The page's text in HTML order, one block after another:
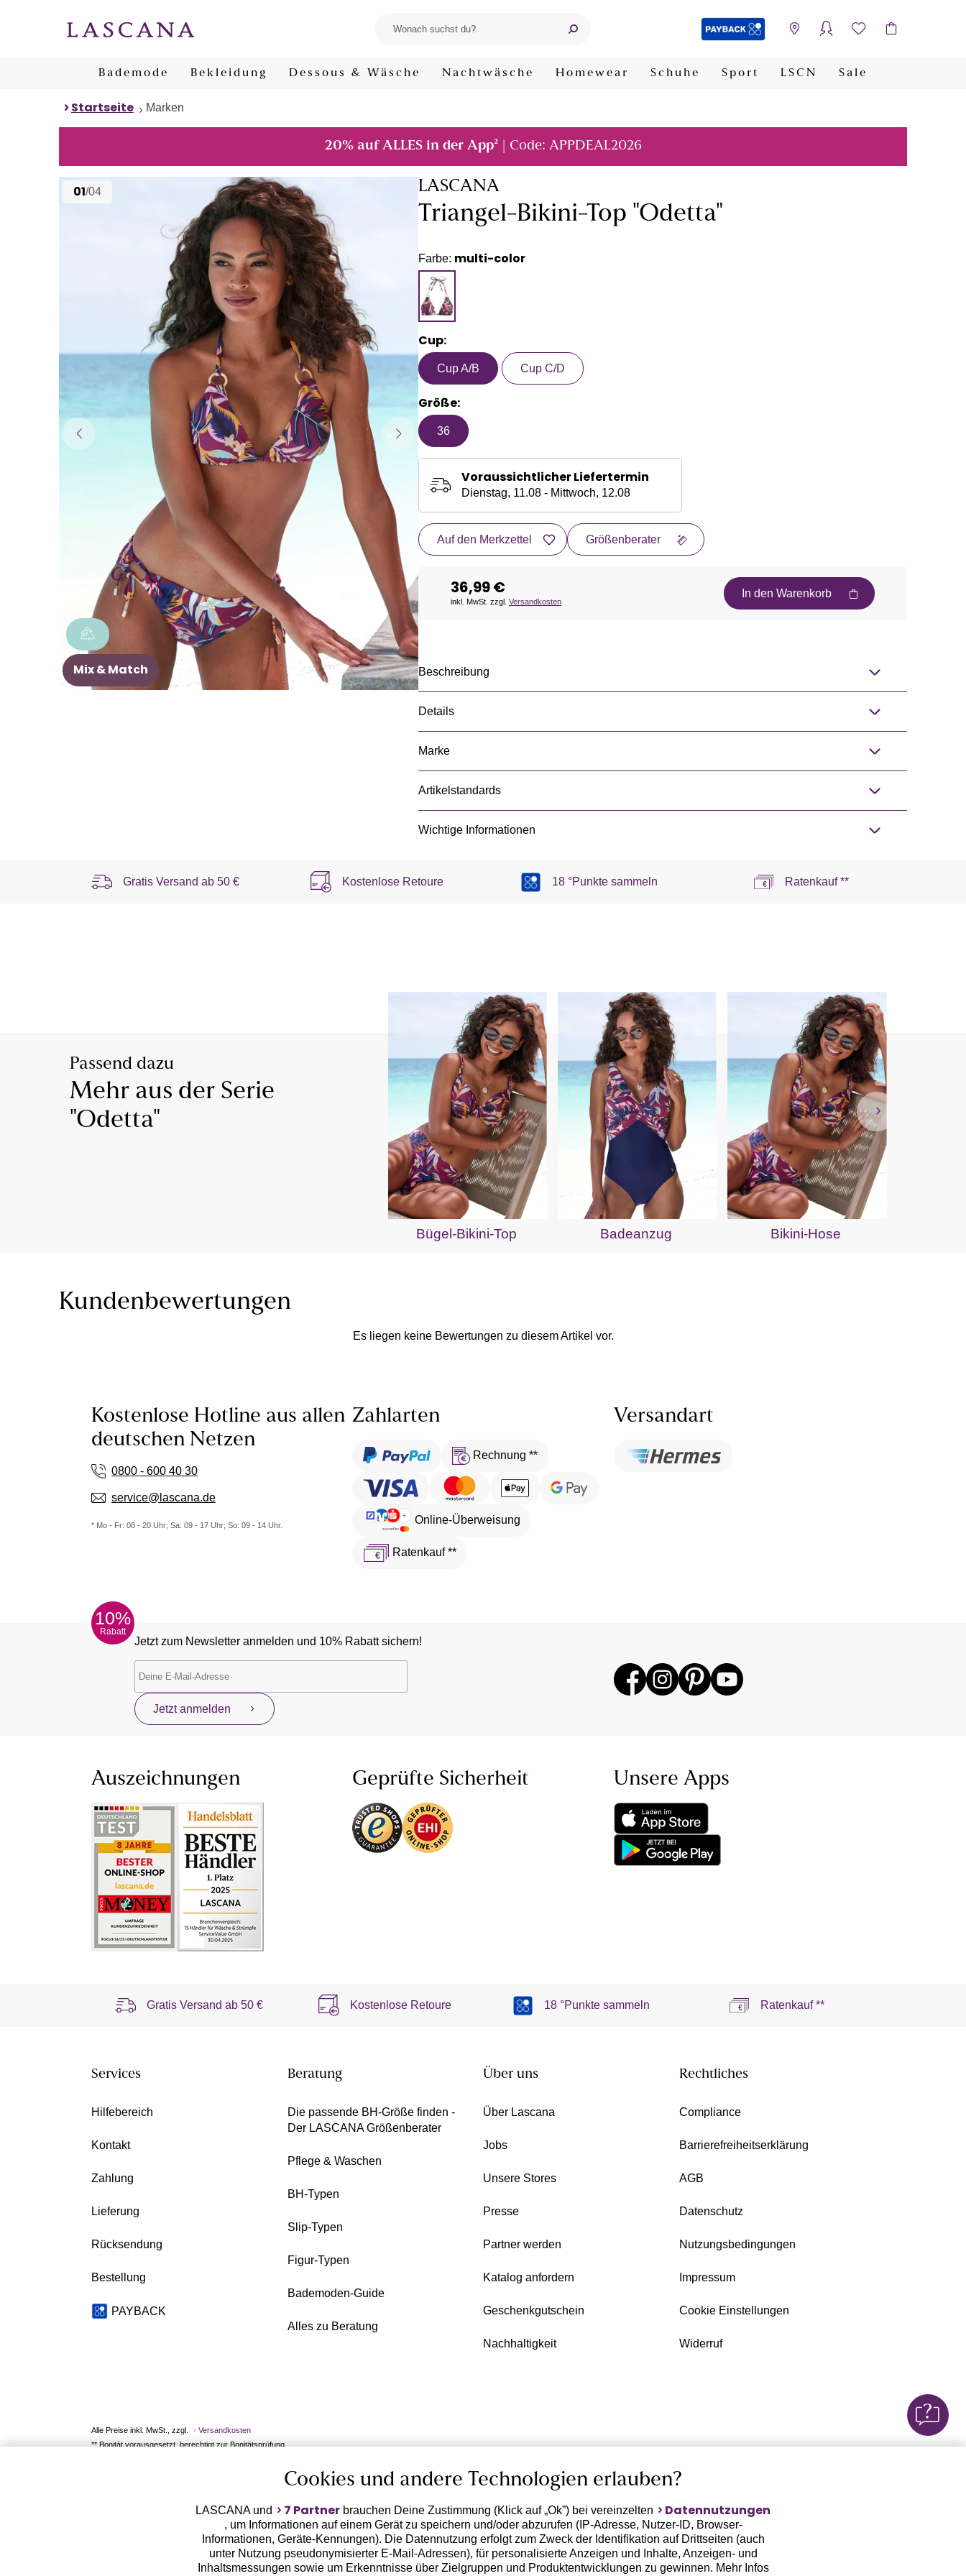
Bademode Bekleidung Dessous & Wäsche Nachtwäsche Homewear Schuhe Sport LSCN Sale
Startseite Marken
20% auf ALLES in der App²| Code: APPDEAL2026
01/04
Mix & Match
LASCANA
Triangel-Bikini-Top "Odetta"
Farbe: multi-color
Cup:
Cup A/B Cup C/D
Größe:
36
Voraussichtlicher Liefertermin
Dienstag, 11.08 - Mittwoch, 12.08
Auf den Merkzettel Größenberater
36,99 €
inkl. MwSt. zzgl. Versandkosten
In den Warenkorb
Beschreibung
Details
Marke
Artikelstandards
Wichtige Informationen
Gratis Versand ab 50 € Kostenlose Retoure 18 °Punkte sammeln Ratenkauf **
Passend dazu
Mehr aus der Serie
"Odetta"
Bügel-Bikini-Top Badeanzug Bikini-Hose
Kundenbewertungen
Es liegen keine Bewertungen zu diesem Artikel vor.
Kostenlose Hotline aus allen
deutschen Netzen
0800 - 600 40 30
service@lascana.de
* Mo - Fr: 08 - 20 Uhr; Sa: 09 - 17 Uhr; So: 09 - 14 Uhr.
Zahlarten
Rechnung **
Online-Überweisung
Ratenkauf **
Versandart
10%
Rabatt
Jetzt zum Newsletter anmelden und 10% Rabatt sichern!
Jetzt anmelden
Auszeichnungen Geprüfte Sicherheit Unsere Apps
Gratis Versand ab50 € Kostenlose Retoure 18 °Punkte sammeln Ratenkauf **
Services
Hilfebereich
Kontakt
Zahlung
Lieferung
Rücksendung
Bestellung
PAYBACK
Beratung
Die passende BH-Größe finden -
Der LASCANA Größenberater
Pflege & Waschen
BH-Typen
Slip-Typen
Figur-Typen
Bademoden-Guide
Alles zu Beratung
Über uns
Über Lascana
Jobs
Unsere Stores
Presse
Partner werden
Katalog anfordern
Geschenkgutschein
Nachhaltigkeit
Rechtliches
Compliance
Barrierefreiheitserklärung
AGB
Datenschutz
Nutzungsbedingungen
Impressum
Cookie Einstellungen
Widerruf
Alle Preise inkl. MwSt., zzgl.
Versandkosten
** Bonität vorausgesetzt, berechtigt zur Bonitätsprüfung
Cookies und andere Technologien erlauben?
LASCANA und 7 Partner brauchen Deine Zustimmung (Klick auf „Ok”) bei vereinzelten Datennutzungen
, um Informationen auf einem Gerät zu speichern und/oder abzurufen (IP-Adresse, Nutzer-ID, Browser-
Informationen, Geräte-Kennungen). Die Datennutzung erfolgt zum Zweck der Identifikation auf Drittseiten (auch
unter Nutzung pseudonymisierter E-Mail-Adressen), für personalisierte Anzeigen und Inhalte, Anzeigen- und
Inhaltsmessungen sowie um Erkenntnisse über Zielgruppen und Produktentwicklungen zu gewinnen. Mehr Infos